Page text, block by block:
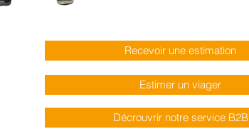
Recevoir une estimation
Estimer un viager
Décrouvrir notre service B2B